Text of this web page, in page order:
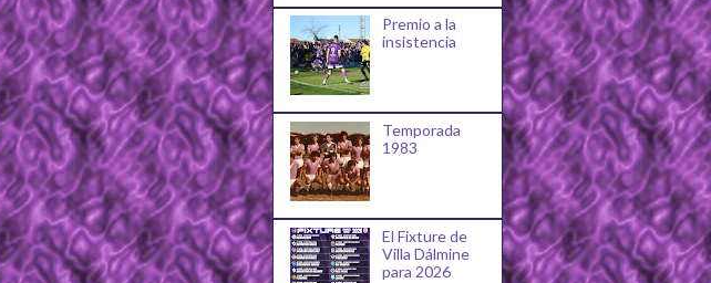
Premio a la
insistencia
Temporada
1983
El Fixture de
Villa Dálmine
para 2026